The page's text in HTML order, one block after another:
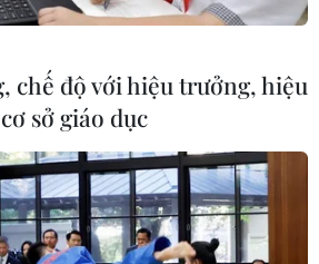
TẤN XÃ VIỆT NAM
TIẾN DUẨN
THỊ TÁM, KHÚC THANH
chế độ với hiệu trưởng, hiệu
sở giáo dục